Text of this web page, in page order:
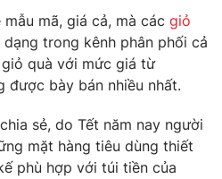
lai
mã, giá cả, mà các giỏ
dạng trong kênh phân phối cả
quà với mức giá từ
bày bán nhiều nhất.
sẻ, do Tết năm nay người
mặt hàng tiêu dùng thiết
phù hợp với túi tiền của